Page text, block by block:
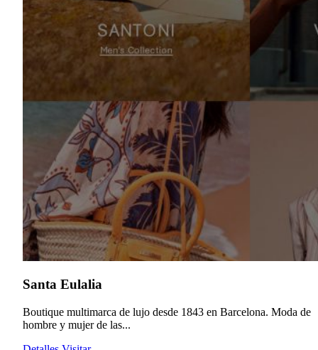
Santa Eulalia
Boutique multimarca de lujo desde 1843 en Barcelona. Moda de
hombre y mujer de las...